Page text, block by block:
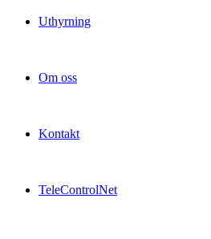
Uthyrning
Om oss
Kontakt
TeleControlNet